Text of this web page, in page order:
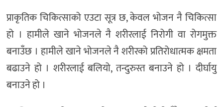
प्राकृतिक चिकित्साको एउटा सूत्र छ, केवल भोजन नै चिकित्सा
हो । हामीले खाने भोजनले नै शरीरलाई निरोगी वा रोगमुक्त
बनाउँछ । हामीले खाने भोजनले नै शरीरको प्रतिरोधात्मक क्षमता
बढाउने हो । शरीरलाई बलियो, तन्दुरुस्त बनाउने हो । दीर्घायु
बनाउने हो ।